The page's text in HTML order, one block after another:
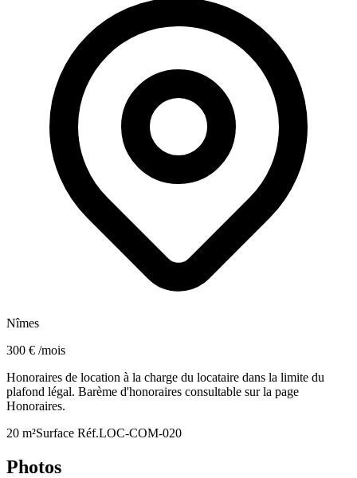
Nîmes
300 € /mois
Honoraires de location à la charge du locataire dans la limite du
plafond légal. Barème d'honoraires consultable sur la page
Honoraires.
20 m²Surface Réf.LOC-COM-020
Photos